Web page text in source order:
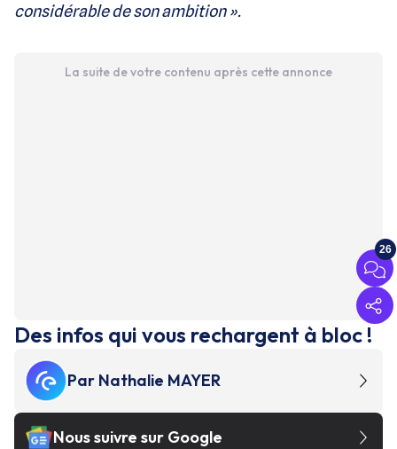
considérable de son ambition ».
La suite de votre contenu après cette annonce
26
Des infos qui vous rechargent à bloc !
Par Nathalie MAYER
Nous suivre sur Google